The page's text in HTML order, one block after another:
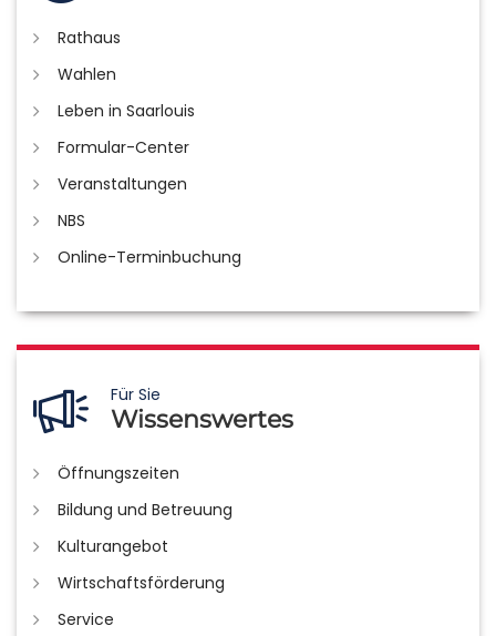
Rathaus
Wahlen
Leben in Saarlouis
Formular-Center
Veranstaltungen
NBS
Online-Terminbuchung
Für Sie
Wissenswertes
Öffnungszeiten
Bildung und Betreuung
Kulturangebot
Wirtschaftsförderung
Service